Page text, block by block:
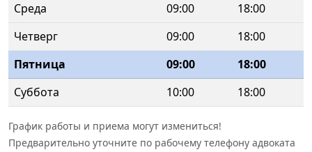
Среда
09:00
18:00
Четверг
09:00
18:00
Пятница
09:00
18:00
Суббота
10:00 18:00
График работы и приема могут измениться!
Предварительно уточните по рабочему телефону адвоката